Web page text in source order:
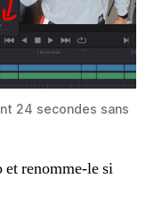
24 secondes sans
renomme-le si